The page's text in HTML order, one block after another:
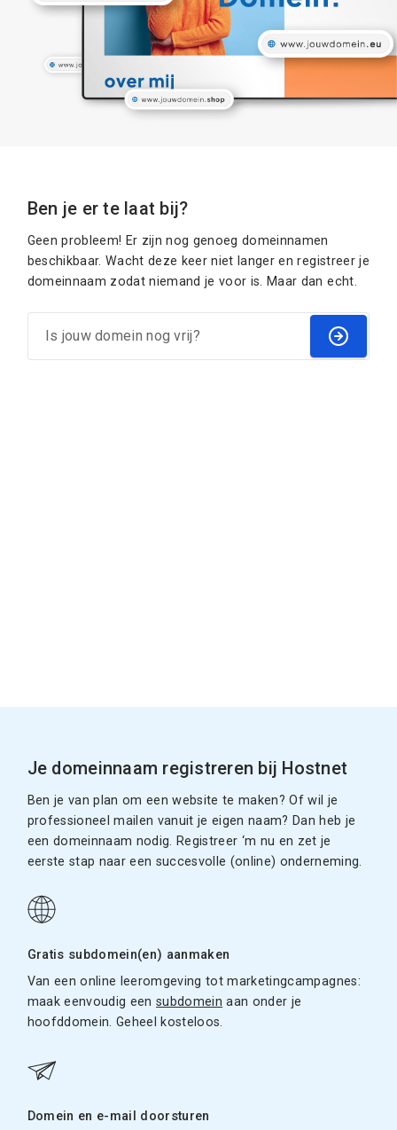
Ben je er te laat bij?
Geen probleem! Er zijn nog genoeg domeinnamen
beschikbaar. Wacht deze keer niet langer en registreer je
domeinnaam zodat niemand je voor is. Maar dan echt.
Je domeinnaam registreren bij Hostnet
Ben je van plan om een website te maken? Of wil je
professioneel mailen vanuit je eigen naam? Dan heb je
een domeinnaam nodig. Registreer ‘m nu en zet je
eerste stap naar een succesvolle (online) onderneming.
Gratis subdomein(en) aanmaken
Van een online leeromgeving tot marketingcampagnes:
maak eenvoudig eensubdomein aan onder je
hoofddomein. Geheel kosteloos.
Domein en e-mail doorsturen